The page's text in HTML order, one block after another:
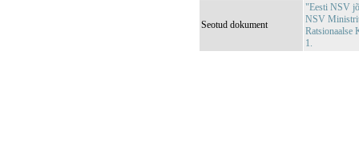
Seotud dokument
"Eesti NSV
NSV
Ratsionaalse
1.